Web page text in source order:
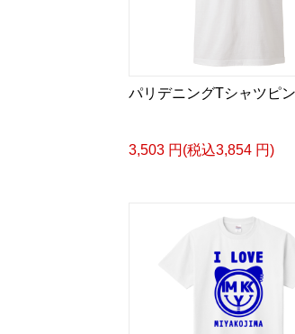
パリデニングTシャツピ
3,503 円(税込3,854 円)